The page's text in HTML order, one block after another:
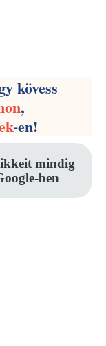
kövess
,
-en!
mindig
ben